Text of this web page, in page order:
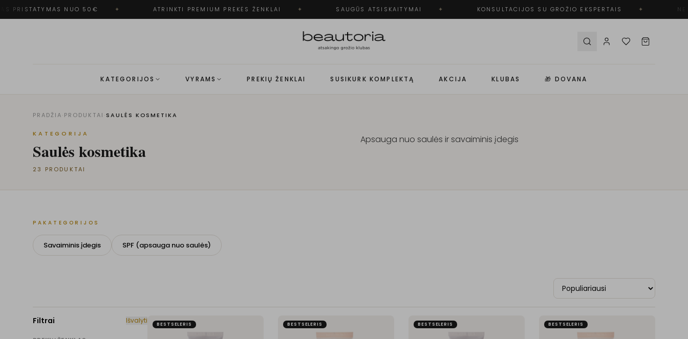
PRISTATYMAS NUO 50€ ATRINKTI PREMIUM PREKĖS ŽENKLAI SAUGŪS ATSISKAITYMAI KONSULTACIJOS SU GROŽIO EKSPERTAIS
KATEGORIJOS VYRAMS PREKIŲ ŽENKLAI SUSIKURK KOMPLEKTĄ AKCIJA KLUBAS 🎁 DOVANA
PRADŽIA·PRODUKTAI ·SAULĖS KOSMETIKA
KATEGORIJA
Saulės kosmetika
23 PRODUKTAI
Apsauga nuo saulės ir savaiminis įdegis
PAKATEGORIJOS
Savaiminis įdegis SPF (apsauga nuo saulės)
Filtrai Išvalyti BESTSELERIS BESTSELERIS BESTSELERIS BESTSELERIS